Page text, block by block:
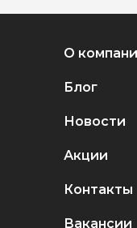
О
Блог
Новости
Акции
Контакты
Вакансии